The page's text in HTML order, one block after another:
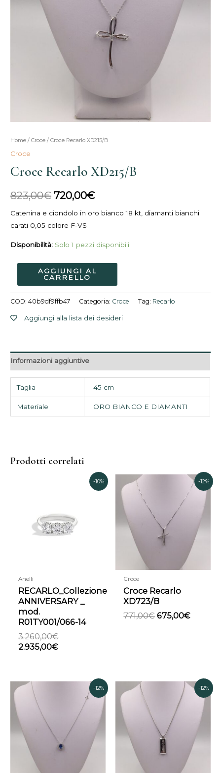
Home /Croce / Croce Recarlo XD215/B
Croce
Croce Recarlo XD215/B
823,00€
Il
prezzo
era:
823,00€.
720,00€
Il
attuale
è:
720,00€.
Catenina e ciondolo in oro bianco 18 kt, diamanti bianchi
carati 0,05 colore F-VS
Disponibilità: Solo 1 pezzi disponibili
Croce
Recarlo
XD215/B
quantità
AGGIUNGI AL
CARRELLO
COD:40b9df9ffb47 Categoria: Croce Tag: Recarlo
Aggiungi alla lista dei desideri
Informazioni aggiuntive
Taglia 45 cm
Materiale ORO BIANCO E DIAMANTI
Prodotti correlati
-10%
Anelli
RECARLO_Collezione
ANNIVERSARY _
mod.
R01TY001/066-14
3.260,00€
3.260,00€.
2.935,00€
2.935,00€.
-12%
Croce
Croce Recarlo
XD723/B
771,00€
originale
771,00€.
675,00€
Il
prezzo
attuale
-12%
prezzo
originale
1.780,00€.
attuale
1.560,00€.
-12%
prezzo
originale
era:
1.127,00€.
Il
è: